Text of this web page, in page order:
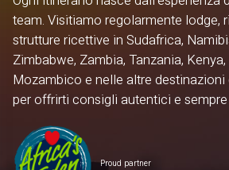
team. Visitiamo regolarmente lodge,
strutture ricettive in Sudafrica,
Zimbabwe, Zambia, Tanzania,
Mozambico e nelle altre
per offrirti consigli autentici e
Proud partner